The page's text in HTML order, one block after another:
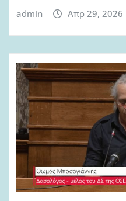
admin Απρ 29, 2026